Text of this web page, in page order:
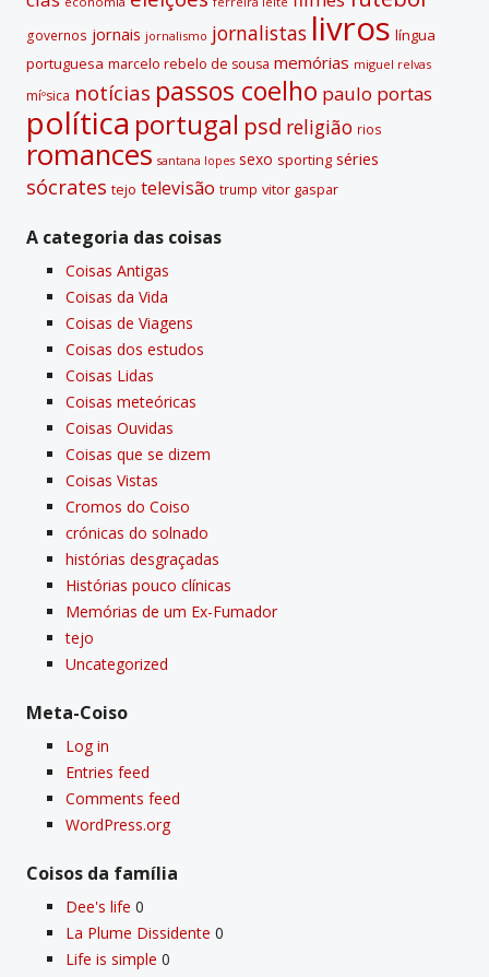
governos jornais jornalismo jornalistas livros lí­ngua
portuguesa marcelo rebelo de sousa memórias miguel relvas
míºsica notí­cias passos coelho paulo portas
polí­tica portugal psd religião rios
romances santana lopes sexo sporting séries
sócrates tejo televisão trump vitor gaspar
A categoria das coisas
Coisas Antigas
Coisas da Vida
Coisas de Viagens
Coisas dos estudos
Coisas Lidas
Coisas meteóricas
Coisas Ouvidas
Coisas que se dizem
Coisas Vistas
Cromos do Coiso
crónicas do solnado
histórias desgraçadas
Histórias pouco clí­nicas
Memórias de um Ex-Fumador
tejo
Uncategorized
Meta-Coiso
Log in
Entries feed
Comments feed
WordPress.org
Coisos da famí­lia
Dee's life 0
La Plume Dissidente 0
Life is simple 0